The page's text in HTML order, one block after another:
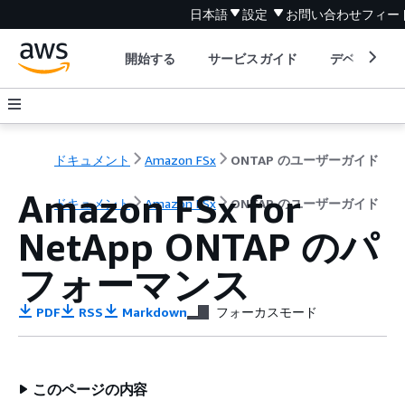
日本語 設定 お問い合わせフィー
開始する サービスガイド デベロッパ
ドキュメント Amazon FSx ONTAP のユーザーガイド
ドキュメント Amazon FSx ONTAP のユーザーガイド
Amazon FSx for
NetApp ONTAP のパ
フォーマンス
PDF RSS Markdown フォーカスモード
このページの内容